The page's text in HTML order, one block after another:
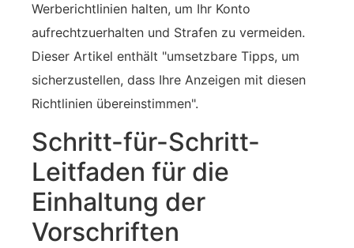
Werberichtlinien halten, um Ihr Konto
aufrechtzuerhalten und Strafen zu vermeiden.
Dieser Artikel enthält "umsetzbare Tipps, um
sicherzustellen, dass Ihre Anzeigen mit diesen
Richtlinien übereinstimmen".
Schritt-für-Schritt-
Leitfaden für die
Einhaltung der
Vorschriften